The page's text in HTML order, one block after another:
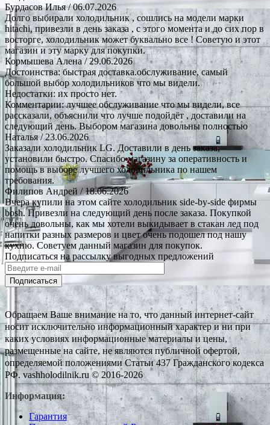
Бурдасов Илья/ 06.07.2026
Долго выбирали холодильник , сошлись на модели марки
hitachi, привезли в день заказа , с этого момента и до сих пор в
восторге, холодильник может буквально все ! Советую и этот
магазин и эту марку для покупки.
Кормышева Алена/ 29.06.2026
Достоинства: быстрая доставка.обслуживание, самый
большой выбор холодильников что мы видели.
Недостатки: их просто нет.
Комментарии: лучшее обслуживание что мы видели, все
рассказали, объяснили что лучше подойдёт , доставили на
следующий день. Выбором магазина довольны полностью
Наталья/ 23.06.2026
Заказали холодильник LG. Доставили в день заказа,
установили быстро. Спасибо магазину за оперативность и
помощь в выборе лучшего холодильника по нашем
требования.
Филипов Андрей / 18.06.2026
Вчера купили на этом сайте холодильник side-by-side фирмы
bosh. Привезли на следующий день после заказа. Покупкой
очень довольны, как мы хотели выкидывает в стакан лед под
напитки разных размеров и цвет очень подошел под нашу
кухню. Советуем данный магазин для покупок.
Подписаться на рассылку выгодных предложений
Подписаться
Обращаем Ваше внимание на то, что данный интернет-сайт
носит исключительно информационный характер и ни при
каких условиях информационные материалы и цены,
размещенные на сайте, не являются публичной офертой,
определяемой положениями Статьи 437 Гражданского кодекса
РФ. vashholodilnik.ru © 2016-2026
Информация:
Гарантия